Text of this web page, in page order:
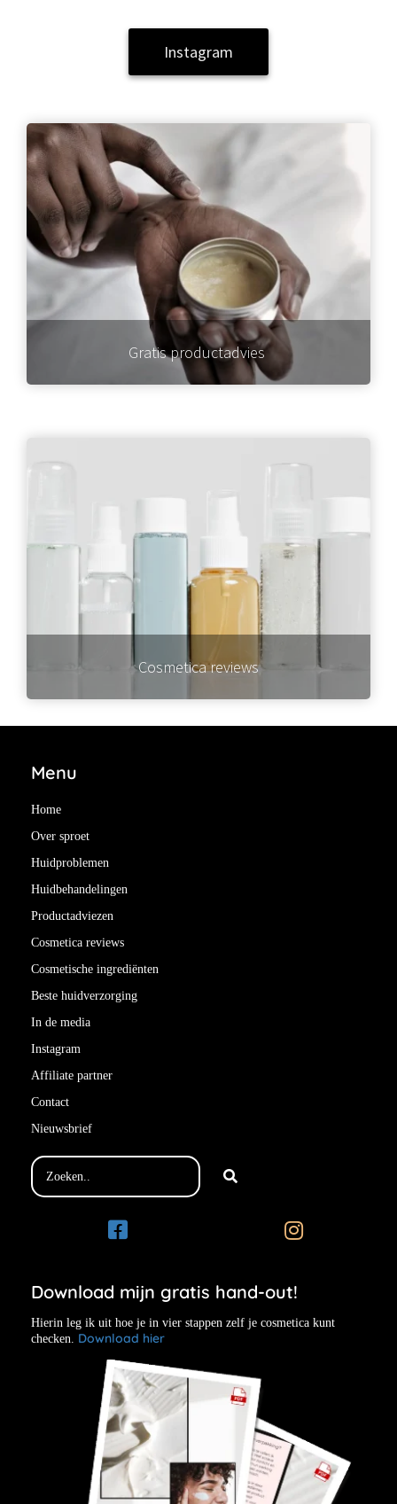
Instagram
Gratis productadvies
Cosmetica reviews
Menu
Home
Over sproet
Huidproblemen
Huidbehandelingen
Productadviezen
Cosmetica reviews
Cosmetische ingrediënten
Beste huidverzorging
In de media
Instagram
Affiliate partner
Contact
Nieuwsbrief
Download mijn gratis hand-out!
Hierin leg ik uit hoe je in vier stappen zelf je cosmetica kunt
checken. Download hier